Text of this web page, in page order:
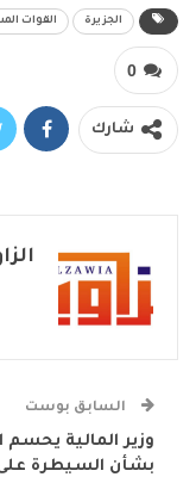
الجزيرة القوات
0
شارك
السابق بوست
وزير المالية يحسم
بشأن السيطرة